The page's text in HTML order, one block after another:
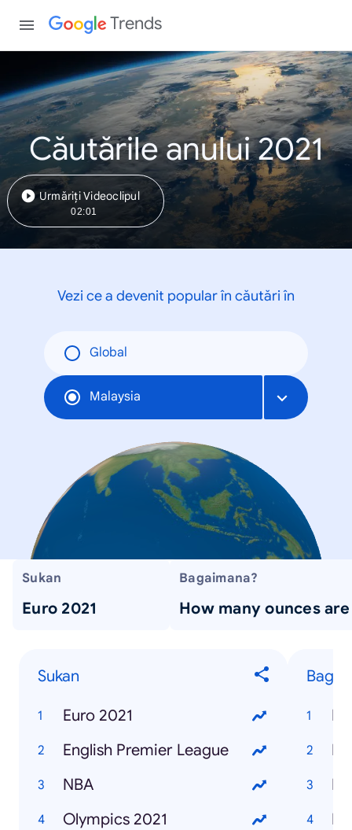
Trends
Căutările anului 2021
Urmăriți Videoclipul
02:01
Vezi ce a devenit popular în căutări în
Global
Malaysia
Sukan
Euro 2021
Bagaimana?
How many ounces
Sukan
Euro 2021
English Premier League
NBA
Olympics 2021